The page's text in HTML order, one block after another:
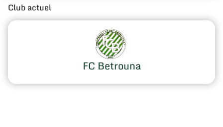
Club actuel
FC Betrouna